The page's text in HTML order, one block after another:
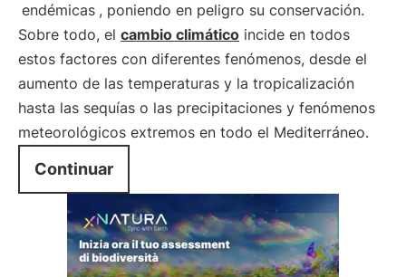
endémicas , poniendo en peligro su conservación.
Sobre todo, el cambio climático incide en todos
estos factores con diferentes fenómenos, desde el
aumento de las temperaturas y la tropicalización
hasta las sequías o las precipitaciones y fenómenos
meteorológicos extremos en todo el Mediterráneo.
Continuar